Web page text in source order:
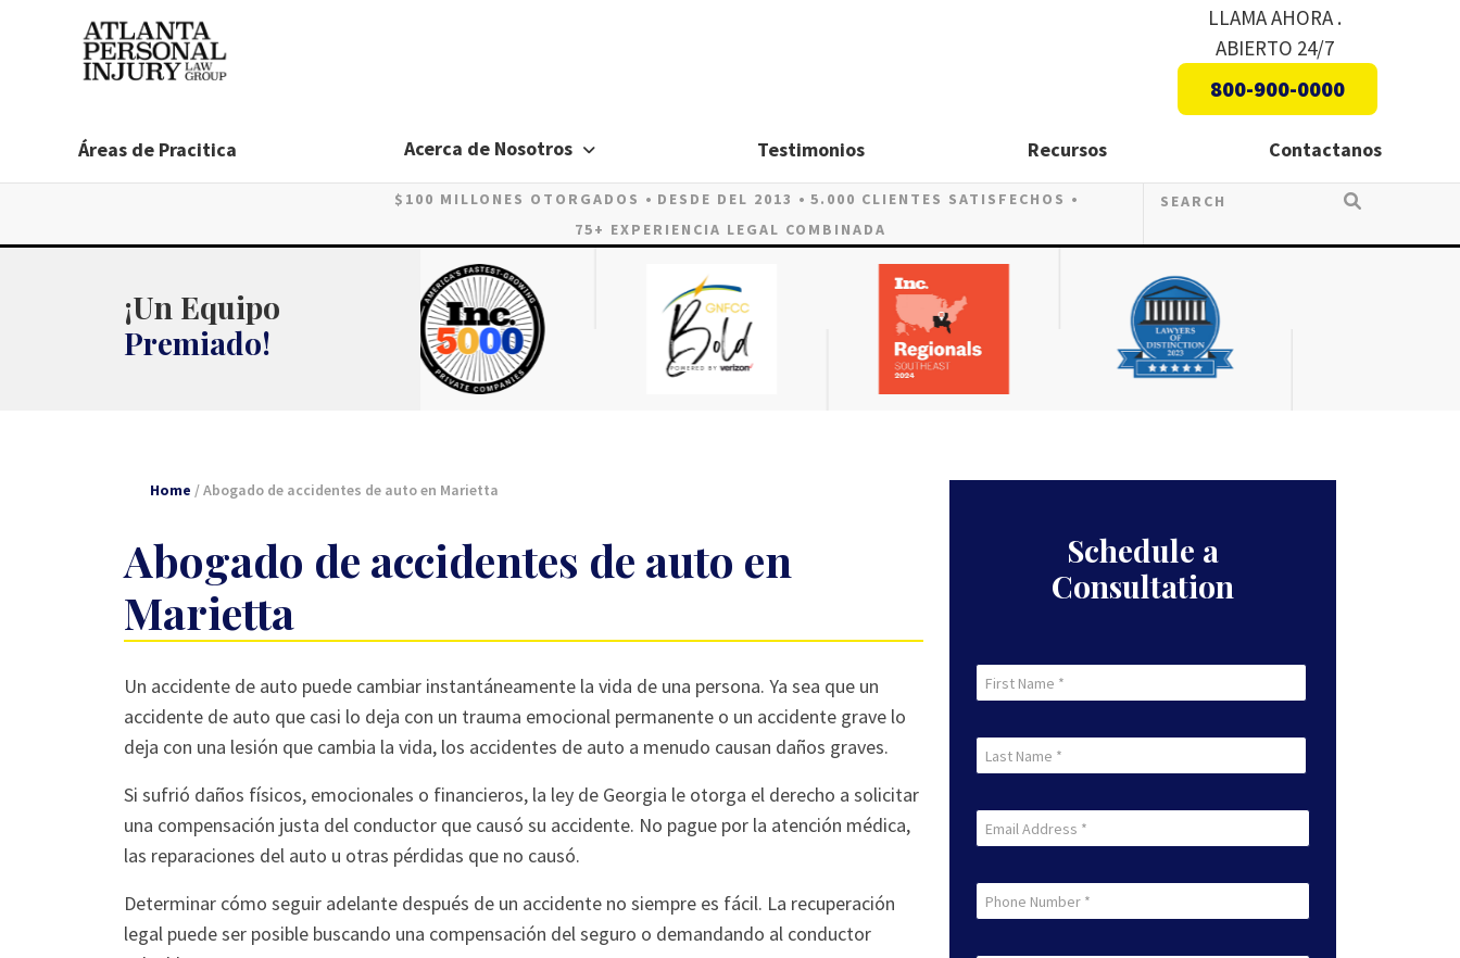
LLAMA AHORA .
ABIERTO 24/7
800-900-0000
Áreas de Pracitica Acerca de Nosotros Testimonios Recursos Contactanos
$100 MILLONES OTORGADOS DESDE DEL 2013
5.000 CLIENTES SATISFECHOS
75+ EXPERIENCIA LEGAL COMBINADA
¡Un Equipo
Premiado!
Home /Abogado de accidentes de auto en Marietta
Abogado de accidentes de auto en
Marietta
Un accidente de auto puede cambiar instantáneamente la vida de una persona. Ya sea que un
accidente de auto que casi lo deja con un trauma emocional permanente o un accidente grave lo
deja con una lesión que cambia la vida, los accidentes de auto a menudo causan daños graves.
Si sufrió daños físicos, emocionales o financieros, la ley de Georgia le otorga el derecho a solicitar
una compensación justa del conductor que causó su accidente. No pague por la atención médica,
las reparaciones del auto u otras pérdidas que no causó.
Determinar cómo seguir adelante después de un accidente no siempre es fácil. La recuperación
legal puede ser posible buscando una compensación del seguro o demandando al conductor
Schedule a
Consultation
First
(Required)
First
Last
(Required)
Last
Email
Phone